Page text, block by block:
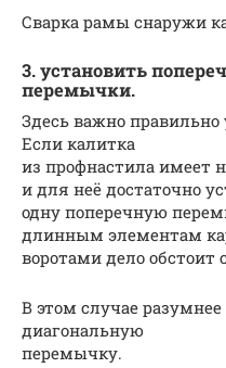
Сварка рамы снаружи
3. установить
перемычки.
Здесь важно
Если калитка
из профнастила имеет
и для неё достаточно
одну поперечную
длинным элементам
воротами дело обстоит
В этом случае
диагональную
перемычку.